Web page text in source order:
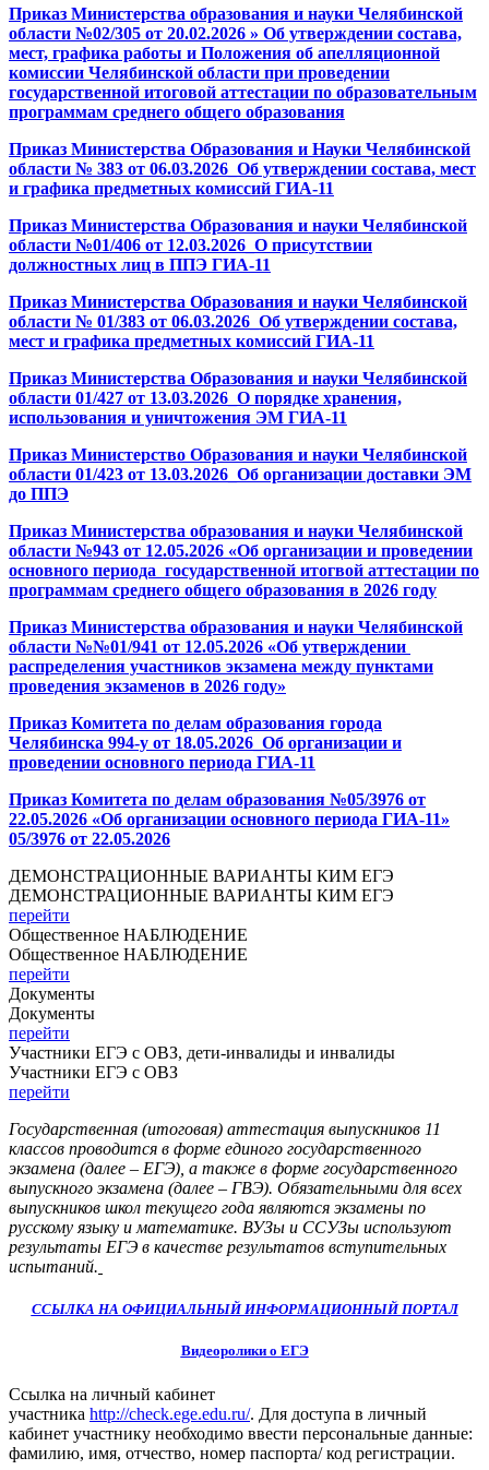
Приказ Министерства образования и науки Челябинской
области №02/305 от 20.02.2026 » Об утверждении состава,
мест, графика работы и Положения об апелляционной
комиссии Челябинской области при проведении
государственной итоговой аттестации по образовательным
программам среднего общего образования
Приказ Министерства Образования и Науки Челябинской
области № 383 от 06.03.2026_Об утверждении состава, мест
и графика предметных комиссий ГИА-11
Приказ Министерства Образования и науки Челябинской
области №01/406 от 12.03.2026_О присутствии
должностных лиц в ППЭ ГИА-11
Приказ Министерства Образования и науки Челябинской
области № 01/383 от 06.03.2026_Об утверждении состава,
мест и графика предметных комиссий ГИА-11
Приказ Министерства Образования и науки Челябинской
области 01/427 от 13.03.2026_О порядке хранения,
использования и уничтожения ЭМ ГИА-11
Приказ Министерство Образования и науки Челябинской
области 01/423 от 13.03.2026_Об организации доставки ЭМ
до ППЭ
Приказ Министерства образования и науки Челябинской
области №943 от 12.05.2026 «Об организации и проведении
основного периода государственной итогвой аттестации по
программам среднего общего образования в 2026 году
Приказ Министерства образования и науки Челябинской
области №№01/941 от 12.05.2026 «Об утверждении
распределения участников экзамена между пунктами
проведения экзаменов в 2026 году»
Приказ Комитета по делам образования города
Челябинска 994-у от 18.05.2026_Об организации и
проведении основного периода ГИА-11
Приказ Комитета по делам образования №05/3976 от
22.05.2026 «Об организации основного периода ГИА-11»
05/3976 от 22.05.2026
ДЕМОНСТРАЦИОННЫЕ ВАРИАНТЫ КИМ ЕГЭ
ДЕМОНСТРАЦИОННЫЕ ВАРИАНТЫ КИМ ЕГЭ
перейти
Общественное НАБЛЮДЕНИЕ
Общественное НАБЛЮДЕНИЕ
перейти
Документы
Документы
перейти
Участники ЕГЭ с ОВЗ, дети-инвалиды и инвалиды
Участники ЕГЭ с ОВЗ
перейти
Государственная (итоговая) аттестация выпускников 11
классов проводится в форме единого государственного
экзамена (далее – ЕГЭ), а также в форме государственного
выпускного экзамена (далее – ГВЭ). Обязательными для всех
выпускников школ текущего года являются экзамены по
русскому языку и математике. ВУЗы и ССУЗы используют
результаты ЕГЭ в качестве результатов вступительных
испытаний.
CСЫЛКА НА ОФИЦИАЛЬНЫЙ ИНФОРМАЦИОННЫЙ ПОРТАЛ
Видеоролики о ЕГЭ
Ссылка на личный кабинет
участника http://check.ege.edu.ru/. Для доступа в личный
кабинет участнику необходимо ввести персональные данные:
фамилию, имя, отчество, номер паспорта/ код регистрации.